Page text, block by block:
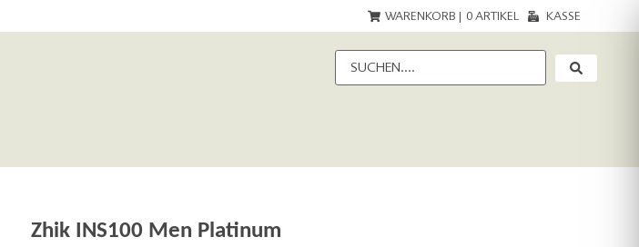
WARENKORB | 0 ARTIKEL KASSE
Zhik INS100 Men Platinum